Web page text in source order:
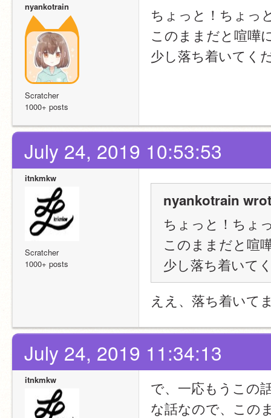
nyankotrain
Scratcher
1000+ posts
ちょっと！ちょっ
このままだと喧嘩
少し落ち着いてく
July 24, 2019 10:53:53
itnkmkw
Scratcher
1000+ posts
nyankotrain
ちょっと！ちょ
このままだと喧
少し落ち着いて
ええ、落ち着いて
July 24, 2019 11:34:13
itnkmkw
で、一応もうこの
な話なので、この